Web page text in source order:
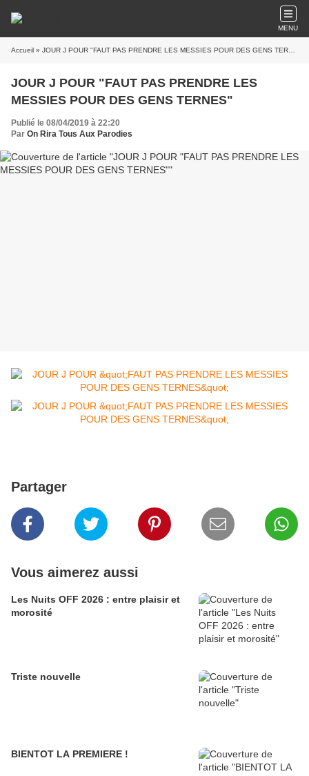
MENU
Accueil » JOUR J POUR "FAUT PAS PRENDRE LES MESSIES POUR DES GENS TERNES"
JOUR J POUR "FAUT PAS PRENDRE LES
MESSIES POUR DES GENS TERNES"
Publié le 08/04/2019 à 22:20
Par On Rira Tous Aux Parodies
Partager
Vous aimerez aussi
Les Nuits OFF 2026 : entre plaisir et
morosité
Triste nouvelle
BIENTOT LA PREMIERE !